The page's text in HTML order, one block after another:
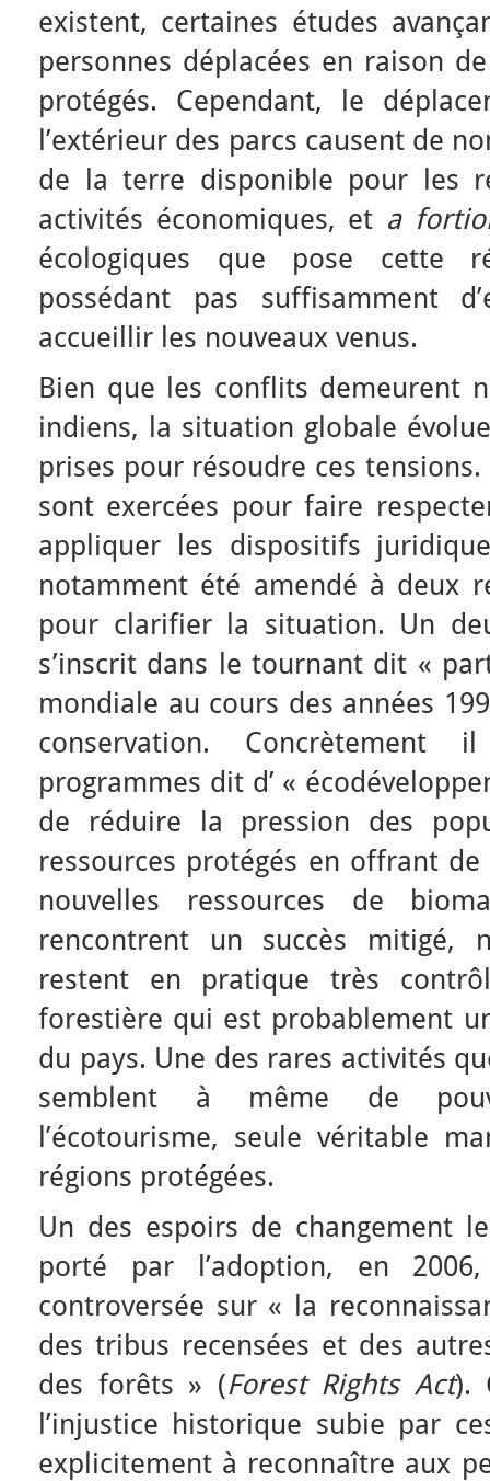
existent, certaines études
personnes déplacées en raison
protégés. Cependant, le
l’extérieur des parcs causent de
de la terre disponible pour les
activités économiques, et a
écologiques que pose cette
possédant pas suffisamment
accueillir les nouveaux venus.
Bien que les conflits demeurent
indiens, la situation globale
prises pour résoudre ces
sont exercées pour faire
appliquer les dispositifs
notamment été amendé à deux
pour clarifier la situation. Un
s’inscrit dans le tournant dit «
mondiale au cours des années
conservation.
programmes dit d’ «
de réduire la pression des
ressources protégés en offrant
nouvelles ressources de
rencontrent un succès mitigé,
restent en pratique très
forestière qui est probablement
du pays. Une des rares activités
semblent à même de
l’écotourisme, seule véritable
régions protégées.
Un des espoirs de changement
porté par l’adoption, en
controversée sur « la
des tribus recensées et des
des forêts » (Forest Rights Act).
l’injustice historique subie par
explicitement à reconnaître aux